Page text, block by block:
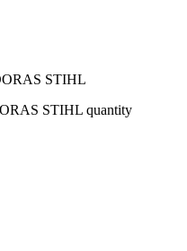
STIHL
STIHL quantity